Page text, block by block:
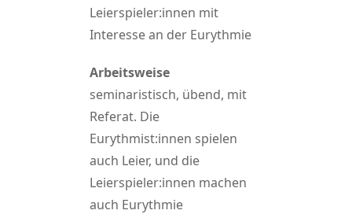
Leierspieler:innen mit
Interesse an der Eurythmie
Arbeitsweise
seminaristisch, übend, mit
Referat. Die
Eurythmist:innen spielen
auch Leier, und die
Leierspieler:innen machen
auch Eurythmie